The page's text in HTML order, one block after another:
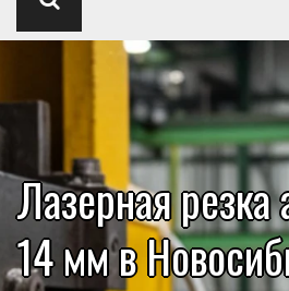
Лазерная
14 мм в